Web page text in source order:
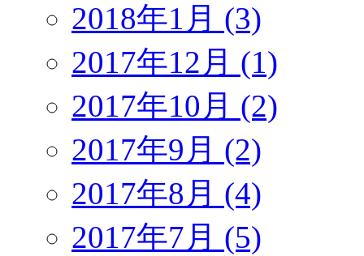
2018年1月 (3)
2017年12月 (1)
2017年10月 (2)
2017年9月 (2)
2017年8月 (4)
2017年7月 (5)